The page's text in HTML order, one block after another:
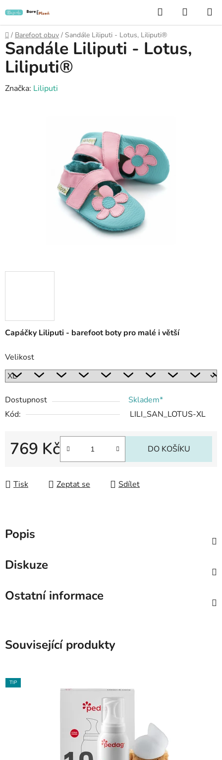
na
obsah
Hledat
KOŠÍK
Domů
/ Barefoot obuv / Sandále Liliputi - Lotus, Liliputi®
Capáčky Liliputi - barefoot boty pro malé i větší
Velikost
Dostupnost
Skladem*
Kód:
LILI_SAN_LOTUS-XL
769 Kč DO KOŠÍKU
Tisk Zeptat se Sdílet
Sandále Liliputi - Lotus,
Liliputi®
Značka: Liliputi
Popis
Diskuze
Ostatní informace
Související produkty
TIP